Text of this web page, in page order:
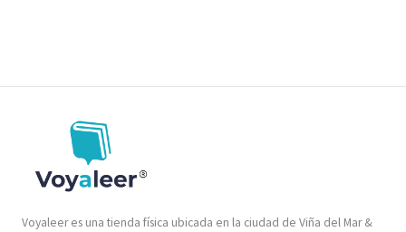
Voyaleer es una tienda física ubicada en la ciudad de Viña del Mar &